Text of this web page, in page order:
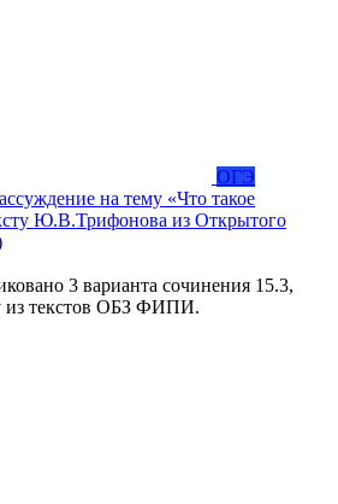
ОГЭ
на тему «Что такое
Ю.В.Трифонова из Открытого
3 варианта сочинения 15.3,
из текстов ОБЗ ФИПИ.